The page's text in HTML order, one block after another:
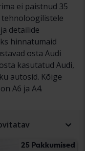
ei paistnud 35
tehnoloogilistele
detailide
hinnatumaid
osta Audi
kasutatud Audi,
autosid. Kõige
A6 ja A4.
25 Pakkumised